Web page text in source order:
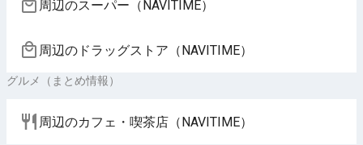
周辺のスーパー（NAVITIME）
周辺のドラッグストア（NAVITIME）
グルメ（まとめ情報）
周辺のカフェ・喫茶店（NAVITIME）